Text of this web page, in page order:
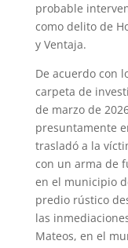
probable
como delito de
y Ventaja.
De acuerdo con
carpeta de
de marzo de
presuntamente
trasladó a la
con un arma de
en el municipio
predio rústico
las
Mateos, en el